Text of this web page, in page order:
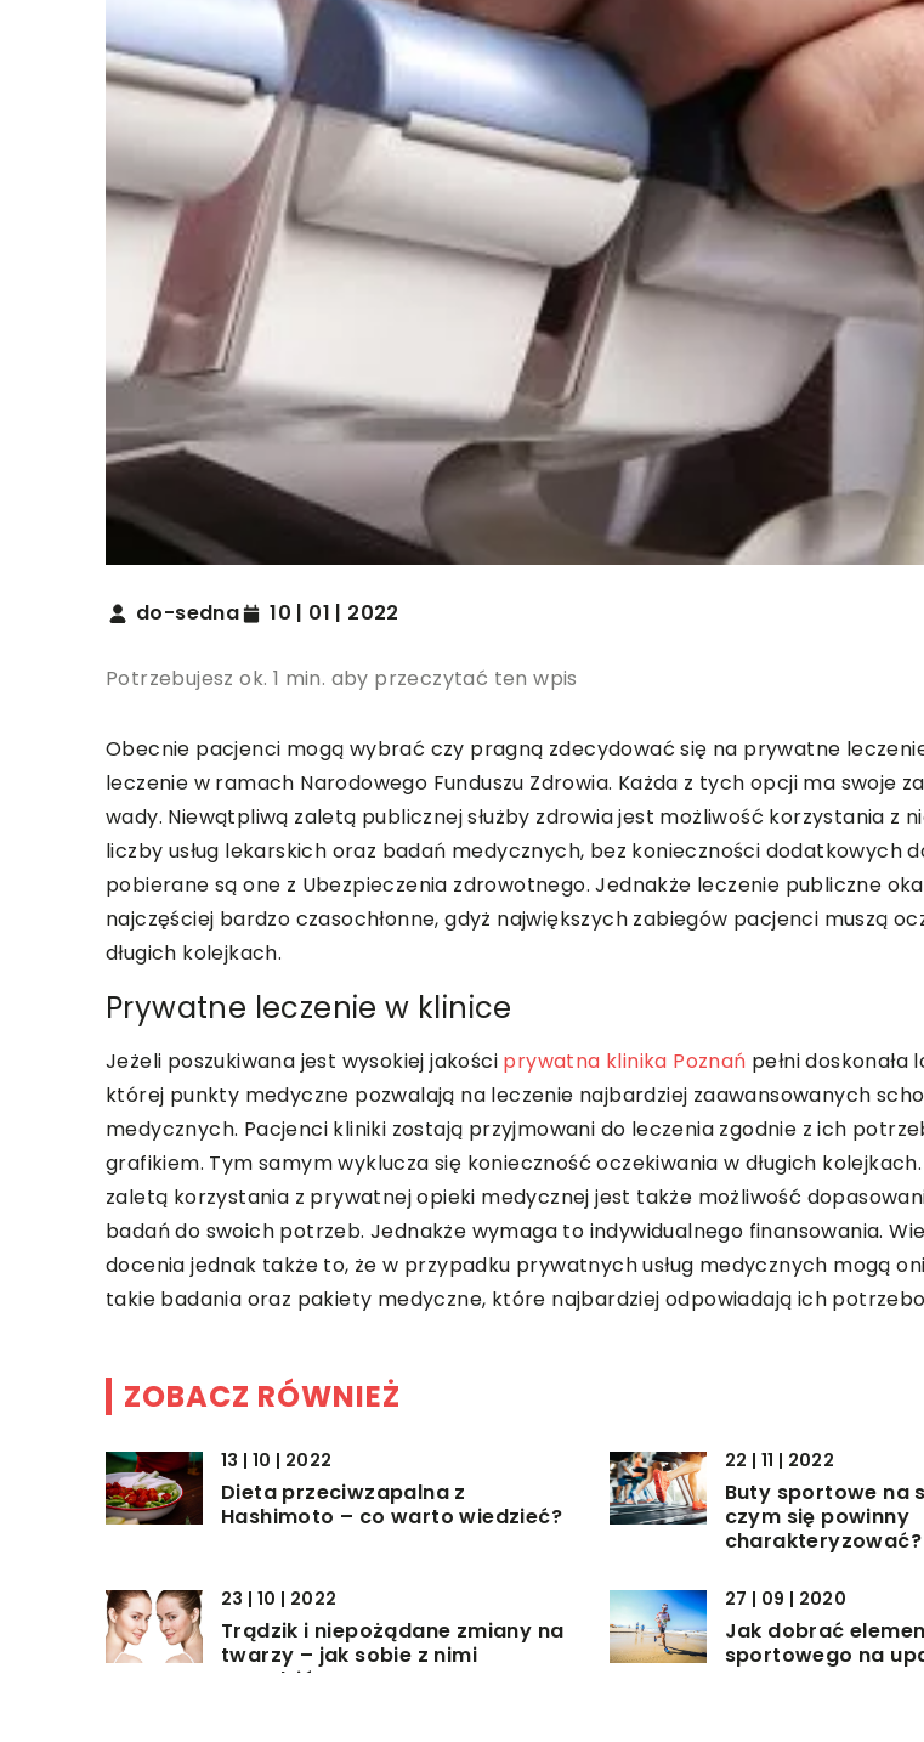
do-sedna 10 | 01 | 2022
Potrzebujesz ok. 1 min. aby przeczytać ten wpis
Obecnie pacjenci mogą wybrać czy pragną zdecydować się na prywatne
leczenie w ramach Narodowego Funduszu Zdrowia. Każda z tych opcji ma swoje
wady. Niewątpliwą zaletą publicznej służby zdrowia jest możliwość korzystania z
liczby usług lekarskich oraz badań medycznych, bez konieczności dodatkowych
pobierane są one z Ubezpieczenia zdrowotnego. Jednakże leczenie publiczne
najczęściej bardzo czasochłonne, gdyż największych zabiegów pacjenci muszą
długich kolejkach.
Prywatne leczenie w klinice
Jeżeli poszukiwana jest wysokiej jakości prywatna klinika Poznań pełni doskonała
której punkty medyczne pozwalają na leczenie najbardziej zaawansowanych
medycznych. Pacjenci kliniki zostają przyjmowani do leczenia zgodnie z ich
grafikiem. Tym samym wyklucza się konieczność oczekiwania w długich
zaletą korzystania z prywatnej opieki medycznej jest także możliwość
badań do swoich potrzeb. Jednakże wymaga to indywidualnego finansowania.
docenia jednak także to, że w przypadku prywatnych usług medycznych mogą
takie badania oraz pakiety medyczne, które najbardziej odpowiadają ich
ZOBACZ RÓWNIEŻ
13 | 10 | 2022
Dieta przeciwzapalna z
Hashimoto – co warto wiedzieć?
22 | 11 | 2022
Buty sportowe na
czym się powinny
charakteryzować?
23 | 10 | 2022
Trądzik i niepożądane zmiany na
twarzy – jak sobie z nimi
poradzić?
27 | 09 | 2020
Jak dobrać
sportowego na